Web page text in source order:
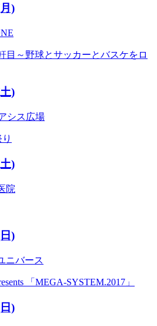
)
目～野球とサッカーとバスケをロ
)
シス広場
)
院
)
ニバース
「MEGA-SYSTEM.2017」
)